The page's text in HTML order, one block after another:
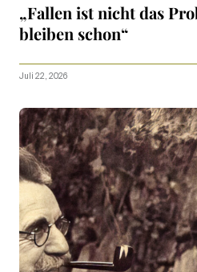
„Fallen ist nicht das
bleiben schon“
Juli 22, 2026